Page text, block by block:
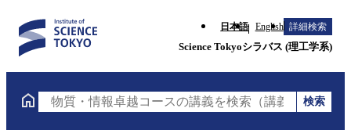
日本語 English 詳細検索
Science Tokyoシラバス (理工学系)
物質・情報卓越コースの講義を検索（講義名・科目
検索